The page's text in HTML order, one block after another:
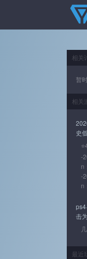
相关
暂
相关
史
-
n
-
n
击
最近